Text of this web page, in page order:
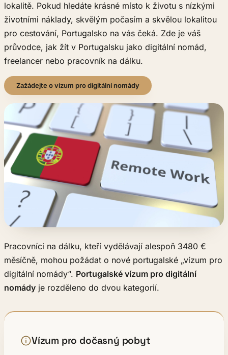
lokalitě. Pokud hledáte krásné místo k životu s nízkými
životními náklady, skvělým počasím a skvělou lokalitou
pro cestování, Portugalsko na vás čeká. Zde je váš
průvodce, jak žít v Portugalsku jako digitální nomád,
freelancer nebo pracovník na dálku.
Zažádejte o vízum pro digitální nomády
Pracovníci na dálku, kteří vydělávají alespoň 3480 €
měsíčně, mohou požádat o nové portugalské „vízum pro
digitální nomády“. Portugalské vízum pro digitální
nomády je rozděleno do dvou kategorií.
Vízum pro dočasný pobyt